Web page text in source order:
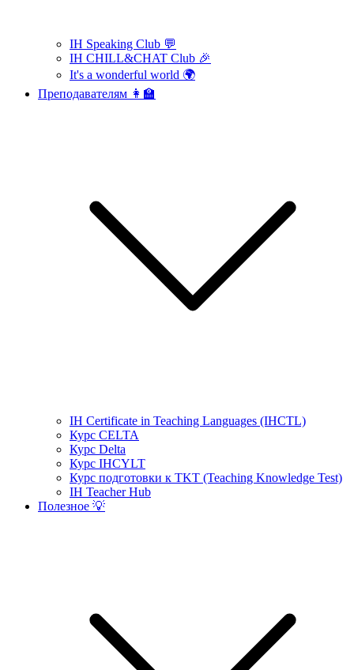
IH Speaking Club 💬
IH CHILL&CHAT Club 🎉
It's a wonderful world 🌍
Преподавателям 👩‍🏫
IH Certificate in Teaching Languages (IHCTL)
Курс CELTA
Курс Delta
Курс IHCYLT
Курс подготовки к TKT (Teaching Knowledge Test)
IH Teacher Hub
Полезное 💡